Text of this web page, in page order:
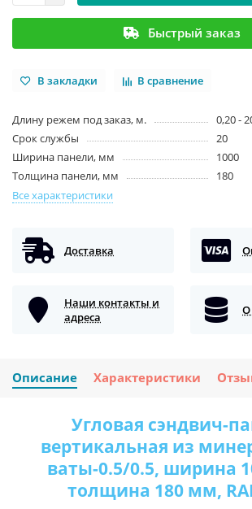
Быстрый заказ
В закладки В сравнение
Длину режем под заказ, м.
0,20 -
Срок службы
20
Ширина панели, мм
1000
Толщина панели, мм
180
Все характеристики
Доставка
Наши контакты и
адреса
О
Описание Характеристики
Угловая сэндвич-
вертикальная из
ваты-0.5/0.5, ширина
толщина 180 мм,